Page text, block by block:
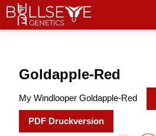
Hello World"
Goldapple-Red
My Windlooper Goldapple-Red
PDF Druckversion